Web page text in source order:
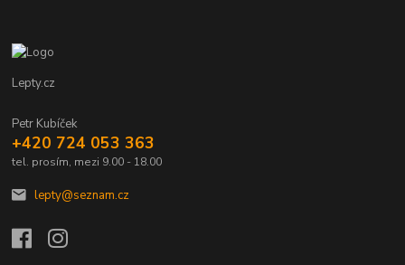
Lepty.cz
Petr Kubíček
+420 724 053 363
tel. prosím, mezi 9.00 - 18.00
lepty@seznam.cz